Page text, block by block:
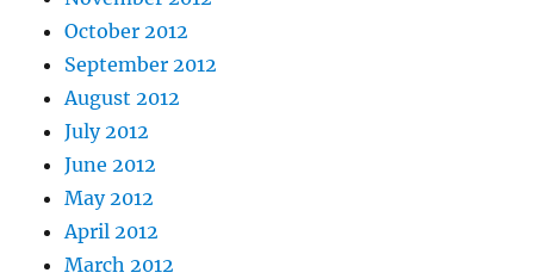
October 2012
September 2012
August 2012
July 2012
June 2012
May 2012
April 2012
March 2012